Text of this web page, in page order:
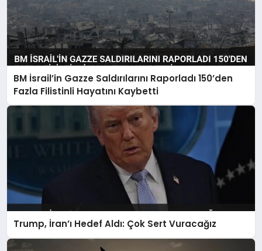
BM İsrail’in Gazze Saldırılarını Raporladı 150’den
Fazla Filistinli Hayatını Kaybetti
Trump, İran’ı Hedef Aldı: Çok Sert Vuracağız